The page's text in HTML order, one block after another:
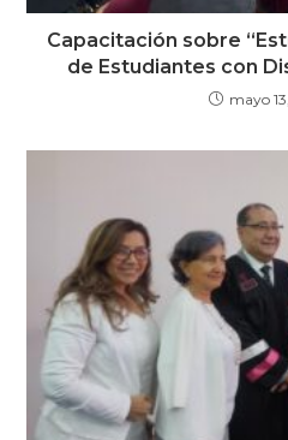
Capacitación sobre
de Estudiantes con
mayo